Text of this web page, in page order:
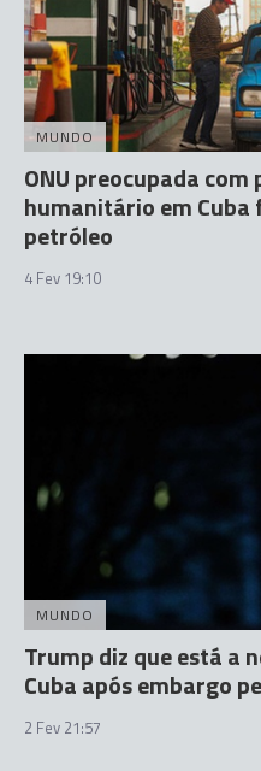
MUNDO
ONU preocupada
humanitário em Cuba
petróleo
4 Fev 19:10
MUNDO
Trump diz que está a
Cuba após embargo
2 Fev 21:57